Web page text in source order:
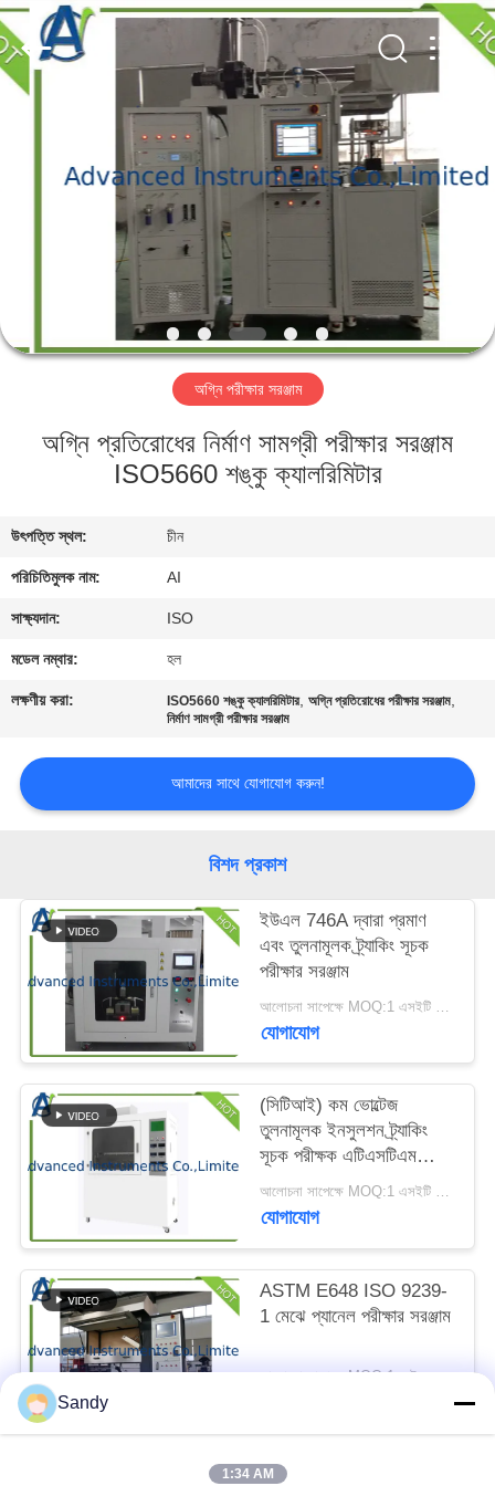
কারখানা
যোগাযোগ
করুন
খবর
মামলা
আবেদন
সাইট
PRIVACY
POLICY
Advanced
Instruments
Co.,Limited.
All
Rights
Reserved.
অগ্নি পরীক্ষার সরঞ্জাম
অগ্নি প্রতিরোধের নির্মাণ সামগ্রী পরীক্ষার সরঞ্জাম
ISO5660 শঙ্কু ক্যালরিমিটার
উৎপত্তি স্থল: চীন
পরিচিতিমুলক নাম: AI
সাক্ষ্যদান: ISO
মডেল নম্বার: হল
লক্ষণীয় করা: ISO5660 শঙ্কু ক্যালরিমিটার,অগ্নি প্রতিরোধের পরীক্ষার সরঞ্জাম,
নির্মাণ সামগ্রী পরীক্ষার সরঞ্জাম
আমাদের সাথে যোগাযোগ করুন!
বিশদ প্রকাশ
ইউএল 746A দ্বারা প্রমাণ
এবং তুলনামূলক ট্র্যাকিং সূচক
পরীক্ষার সরঞ্জাম
আলোচনা সাপেক্ষে MOQ:1 এসইটি তুলনামূলক ট্র্যাকিং সূচক পরীক্ষার সরঞ্জাম
যোগাযোগ
(সিটিআই) কম ভোল্টেজ
তুলনামূলক ইনসুলশন ট্র্যাকিং
সূচক পরীক্ষক এটিএসটিএম
D3638-12 দ্বারা
আলোচনা সাপেক্ষে MOQ:1 এসইটি তুলনামূলক ইনসুলশন ট্র্যাকিং সূচক পরীক্ষক
যোগাযোগ
ASTM E648 ISO 9239-
1 মেঝে প্যানেল পরীক্ষার সরঞ্জাম
আলোচনা সাপেক্ষে MOQ:1 সেট ফ্লোরিং রেডিয়েন্ট প্যানেল পরীক্ষার যন্ত্রপাতি
Sandy
1:34 AM